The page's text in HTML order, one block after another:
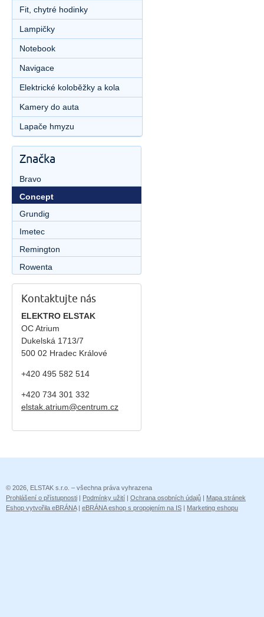
Fit, chytré hodinky
Lampičky
Notebook
Navigace
Elektrické koloběžky a kola
Kamery do auta
Lapače hmyzu
Značka
Bravo
Concept
Grundig
Imetec
Remington
Rowenta
Kontaktujte nás
ELEKTRO ELSTAK
OC Atrium
Dukelská 1713/7
500 02 Hradec Králové
+420 495 582 514
+420 734 301 332
elstak.atrium@centrum.cz
© 2026, ELSTAK s.r.o. – všechna práva vyhrazena
Prohlášení o přístupnosti | Podmínky užití | Ochrana osobních údajů | Mapa stránek
Eshop vytvořila eBRÁNA| eBRÁNA eshop s propojením na IS | Marketing eshopu